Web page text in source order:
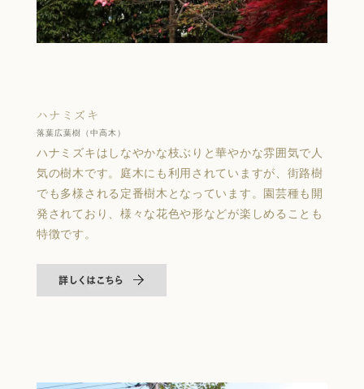
ハナミズキ
落葉広葉樹（中高木）
ハナミズキはしなやかな枝ぶりと華やかな雰囲気で人
気の樹木です。庭木にも利用されていますが、街路樹
でも多様される定番樹木となっています。園芸種も開
発されており、様々な花色や形などが楽しめることも
特徴です。